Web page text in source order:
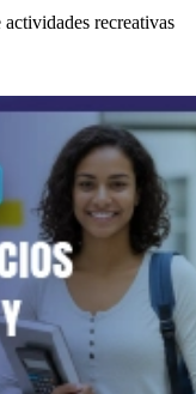
recreativas